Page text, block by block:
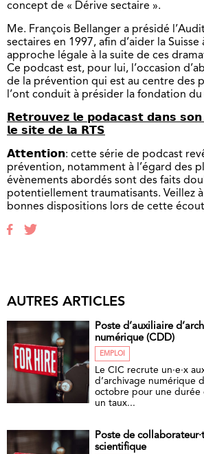
concept de « Dérive sectaire ».
Me. François Bellanger a présidé
sectaires en 1997, afin d’aider la
approche légale à la suite de ces
Ce podcast est, pour lui, l’occasion
de la prévention qui est au centre des
l’ont conduit à présider la fondation du
𝗥𝗲𝘁𝗿𝗼𝘂𝘃𝗲𝘇 𝗹𝗲 𝗽𝗼𝗱𝗮𝗰𝗮𝘀𝘁 𝗱𝗮𝗻𝘀 𝘀𝗼𝗻
𝗹𝗲 𝘀𝗶𝘁𝗲 𝗱𝗲 𝗹𝗮 𝗥𝗧𝗦
𝗔𝘁𝘁𝗲𝗻𝘁𝗶𝗼𝗻: cette série de podcast
prévention, notamment à l’égard des
évènements abordés sont des faits
potentiellement traumatisants. Veillez
bonnes dispositions lors de cette
AUTRES ARTICLES
Poste d’auxiliaire
numérique (CDD)
EMPLOI
Le CIC recrute un·e·x
d’archivage numérique
octobre pour une durée
un taux...
Poste de
scientifique